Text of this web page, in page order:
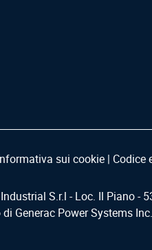
sui cookie| Codice
S.r.l - Loc. Il Piano
Generac Power Systems